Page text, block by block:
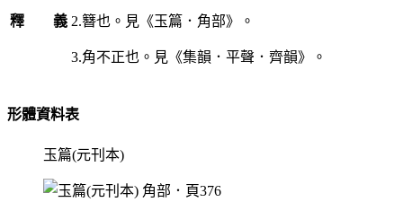
釋 義 2.簪也。見《玉篇．角部》。
3.角不正也。見《集韻．平聲．齊韻》。
形體資料表
玉篇(元刊本)